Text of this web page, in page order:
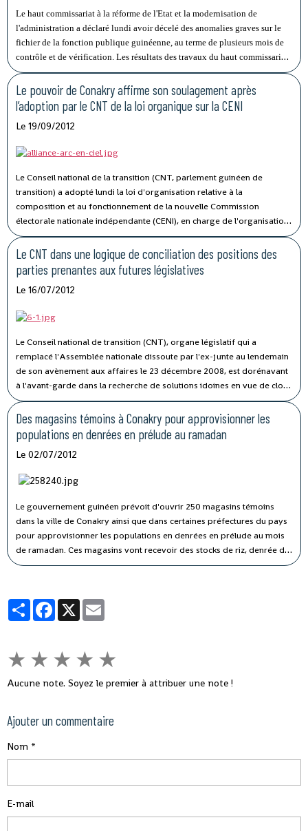
Le haut commissariat à la réforme de l'Etat et la modernisation de
l'administration a déclaré lundi avoir décelé des anomalies graves sur le
fichier de la fonction publique guinéenne, au terme de plusieurs mois de
contrôle et de vérification. Les résultats des travaux du haut commissariat
sur le fichier des fonctionnaires publics a permis ainsi de repéré le cas 1
050 personnes décédées qu'on continue de payer régulièrement et 932 cas
d'abandon de postes de travail
Le pouvoir de Conakry affirme son soulagement après
l’adoption par le CNT de la loi organique sur la CENI
Le 19/09/2012
Le Conseil national de la transition (CNT, parlement guinéen de
transition) a adopté lundi la loi d'organisation relative à la
composition et au fonctionnement de la nouvelle Commission
électorale nationale indépendante (CENI), en charge de l'organisation
de toutes les élections politiques en Guinée. Dans son exposé de
motif, le rapporteur de l'inter-commission du CNT Mohamed Traoré
a noté que cette composition de la CENI doit tenir compte d'une parité
dans la désignation des représentants des deux tendances politiques.
Le CNT dans une logique de conciliation des positions des
parties prenantes aux futures législatives
Le 16/07/2012
Le Conseil national de transition (CNT), organe législatif qui a
remplacé l'Assemblée nationale dissoute par l'ex-junte au lendemain
de son avènement aux affaires le 23 décembre 2008, est dorénavant
à l'avant-garde dans la recherche de solutions idoines en vue de clore
le processus de transition qui n'a que trop duré en Guinée.
Des magasins témoins à Conakry pour approvisionner les
populations en denrées en prélude au ramadan
Le 02/07/2012
Le gouvernement guinéen prévoit d'ouvrir 250 magasins témoins
dans la ville de Conakry ainsi que dans certaines préfectures du pays
pour approvisionner les populations en denrées en prélude au mois
de ramadan. Ces magasins vont recevoir des stocks de riz, denrée de
base dans l'alimentation des populations, dont le sac de 50
PartagerFacebook
X
★ ★ ★ ★ ★
Aucune note. Soyez le premier à attribuer une note !
Ajouter un commentaire
Nom
E-mail